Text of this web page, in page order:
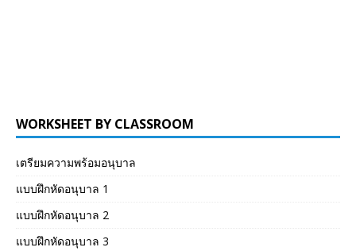
WORKSHEET BY CLASSROOM
เตรียมความพร้อมอนุบาล
แบบฝึกหัดอนุบาล 1
แบบฝึกหัดอนุบาล 2
แบบฝึกหัดอนุบาล 3